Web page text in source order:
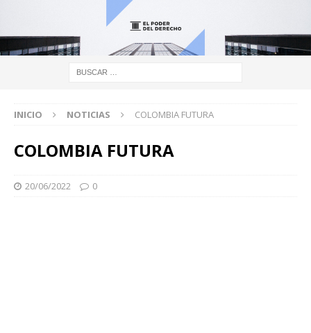
INICIO NOTICIAS COLOMBIA FUTURA
COLOMBIA FUTURA
20/06/2022 0